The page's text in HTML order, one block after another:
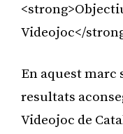
Videojoc</
En aquest marc
resultats
Videojoc de